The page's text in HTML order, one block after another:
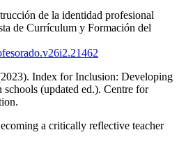
de la identidad profesional
de Currículum y Formación del
Index for Inclusion: Developing
(updated ed.). Centre for
a critically reflective teacher